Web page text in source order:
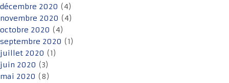
décembre 2020 (4)
novembre 2020 (4)
octobre 2020 (4)
septembre 2020 (1)
juillet 2020 (1)
juin 2020 (3)
mai 2020 (8)